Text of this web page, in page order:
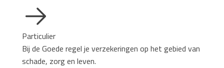
Particulier
Bij de Goede regel je verzekeringen op het gebied van
schade, zorg en leven.